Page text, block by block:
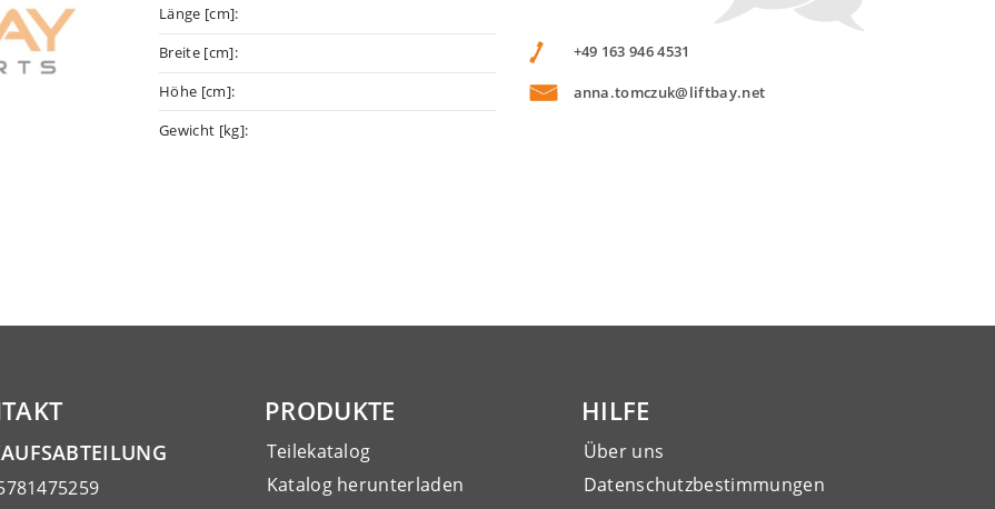
Länge [cm]:
Breite [cm]:
Höhe [cm]:
Gewicht [kg]:
+49 163 946 4531
anna.tomczuk@liftbay.net
PRODUKTE
Teilekatalog
Katalog herunterladen
HILFE
Über uns
Datenschutzbestimmungen